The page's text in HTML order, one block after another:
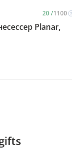
20 /1100
Planar,